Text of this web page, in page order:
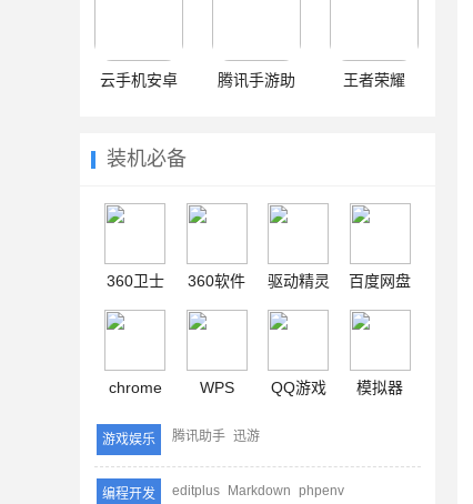
云手机安卓 腾讯手游助 王者荣耀
装机必备
360卫士 360软件 驱动精灵 百度网盘
chrome WPS QQ游戏 模拟器
游戏娱乐 腾讯助手 迅游
编程开发 editplus Markdown phpenv